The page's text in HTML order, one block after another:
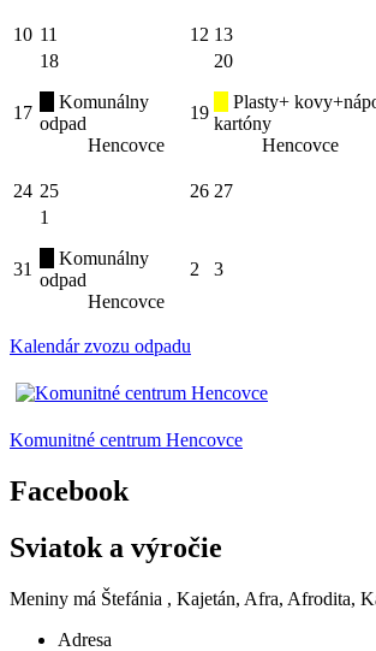
10 11 12 13
17
18
Komunálny
odpad
Hencovce
19
20
Plasty+
kartóny
Hencovce
24 25 26 27
31
1
Komunálny
odpad
Hencovce
2 3
Kalendár zvozu odpadu
Komunitné centrum Hencovce
Facebook
Sviatok a výročie
Meniny má Štefánia , Kajetán, Afra, Afrodita,
Adresa